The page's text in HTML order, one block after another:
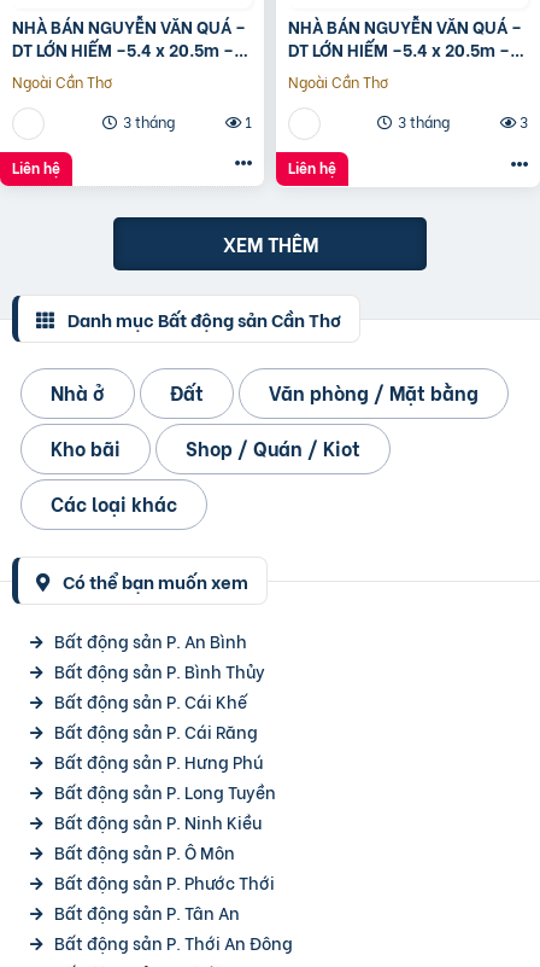
NHÀ BÁN NGUYỄN VĂN QUÁ –
DT LỚN HIẾM –5.4 x 20.5m –
GIÁ TỐT
Ngoài Cần Thơ
3 tháng
1
Liên hệ
NHÀ BÁN NGUYỄN VĂN QUÁ –
DT LỚN HIẾM –5.4 x 20.5m –
GIÁ TỐT
Ngoài Cần Thơ
3 tháng
3
Liên hệ
XEM THÊM
Danh mục Bất động sản Cần Thơ
Nhà ở Đất
Văn phòng / Mặt bằng
Kho bãi
Shop / Quán / Kiot
Các loại khác
Có thể bạn muốn xem
Bất động sản P. An Bình
Bất động sản P. Bình Thủy
Bất động sản P. Cái Khế
Bất động sản P. Cái Răng
Bất động sản P. Hưng Phú
Bất động sản P. Long Tuyền
Bất động sản P. Ninh Kiều
Bất động sản P. Ô Môn
Bất động sản P. Phước Thới
Bất động sản P. Tân An
Bất động sản P. Thới An Đông